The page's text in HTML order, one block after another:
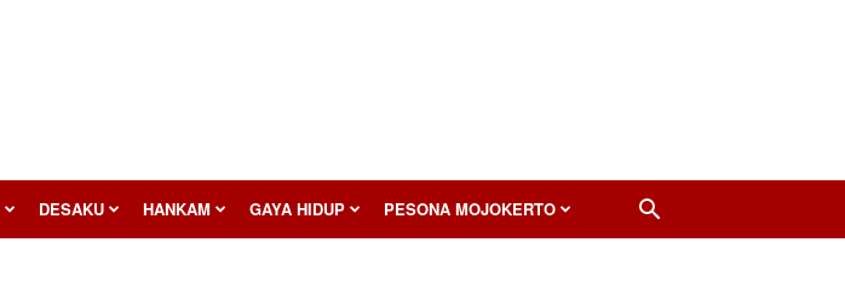
DESAKU HANKAM GAYA HIDUP PESONA MOJOKERTO